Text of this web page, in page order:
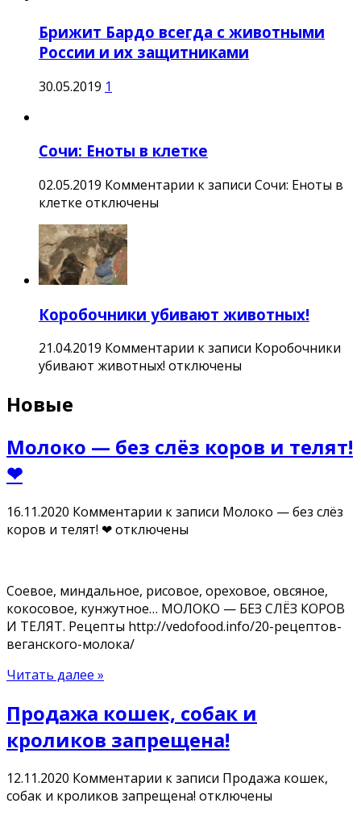
Брижит Бардо всегда с животными
России и их защитниками
30.05.2019 1
Сочи: Еноты в клетке
02.05.2019 Комментарии к записи Сочи: Еноты в
клетке отключены
Коробочники убивают животных!
21.04.2019 Комментарии к записи Коробочники
убивают животных! отключены
Новые
Молоко — без слёз коров и телят!
❤
16.11.2020 Комментарии к записи Молоко — без слёз
коров и телят! ❤отключены
Соевое, миндальное, рисовое, ореховое, овсяное,
кокосовое, кунжутное… МОЛОКО — БЕЗ СЛЁЗ КОРОВ
И ТЕЛЯТ. Рецепты http://vedofood.info/20-рецептов-
веганского-молока/
Читать далее »
Продажа кошек, собак и
кроликов запрещена!
12.11.2020 Комментарии к записи Продажа кошек,
собак и кроликов запрещена! отключены